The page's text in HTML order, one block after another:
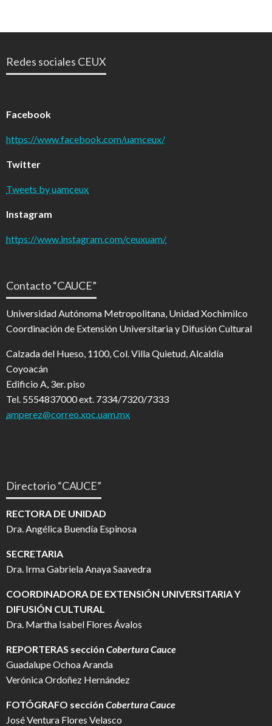
Redes sociales CEUX
Facebook
https://www.facebook.com/uamceux/
Twitter
Tweets by uamceux
Instagram
https://www.instagram.com/ceuxuam/
Contacto “CAUCE”
Universidad Autónoma Metropolitana, Unidad Xochimilco
Coordinación de Extensión Universitaria y Difusión Cultural
Calzada del Hueso, 1100, Col. Villa Quietud, Alcaldía
Coyoacán
Edificio A, 3er. piso
Tel. 5554837000 ext. 7334/7320/7333
amperez@correo.xoc.uam.mx
Directorio “CAUCE”
RECTORA DE UNIDAD
Dra. Angélica Buendía Espinosa
SECRETARIA
Dra. Irma Gabriela Anaya Saavedra
COORDINADORA DE EXTENSIÓN UNIVERSITARIA Y
DIFUSIÓN CULTURAL
Dra. Martha Isabel Flores Ávalos
REPORTERAS sección Cobertura Cauce
Guadalupe Ochoa Aranda
Verónica Ordoñez Hernández
FOTÓGRAFO sección Cobertura Cauce
José Ventura Flores Velasco